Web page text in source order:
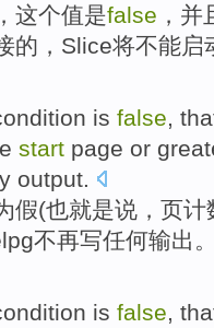
这个值是false ， 并
的， Slice将不能启
is false,
start page or
output.
假(也就是说 ， 页计
不再写任何输出
is false ,